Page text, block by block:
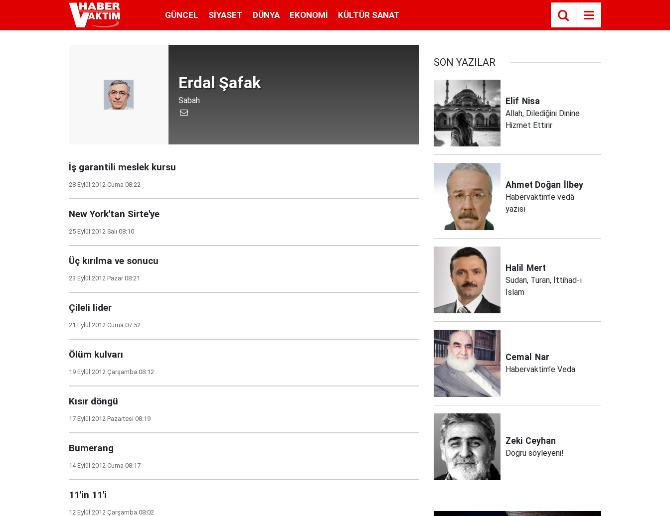
GÜNCEL SIYASET DÜNYA EKONOMI KÜLTÜR SANAT
Erdal Şafak
Sabah
İş garantili meslek kursu
28 Eylül 2012 Cuma 08:22
New York'tan Sirte'ye
25 Eylül 2012 Salı 08:10
Üç kırılma ve sonucu
23 Eylül 2012 Pazar 08:21
Çileli lider
21 Eylül 2012 Cuma 07:52
Ölüm kulvarı
19 Eylül 2012 Çarşamba 08:12
Kısır döngü
17 Eylül 2012 Pazartesi 08:19
Bumerang
14 Eylül 2012 Cuma 08:17
11'in 11'i
12 Eylül 2012 Çarşamba 08:02
SON YAZILAR
Elif Nisa
Allah, Dilediğini Dinine
Hizmet Ettirir
Ahmet Doğan İlbey
Habervaktim’e vedâ
yazısı
Halil Mert
Sudan, Turan, İttihad-ı
İslam
Cemal Nar
Habervaktim’e Veda
Zeki Ceyhan
Doğru söyleyeni!